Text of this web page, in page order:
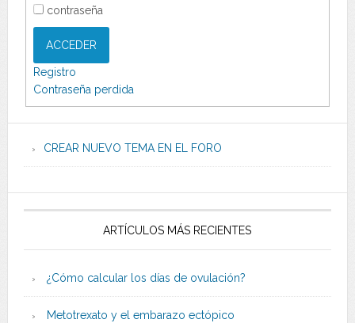
contraseña
ACCEDER
Registro
Contraseña perdida
CREAR NUEVO TEMA EN EL FORO
ARTÍCULOS MÁS RECIENTES
¿Cómo calcular los días de ovulación?
Metotrexato y el embarazo ectópico